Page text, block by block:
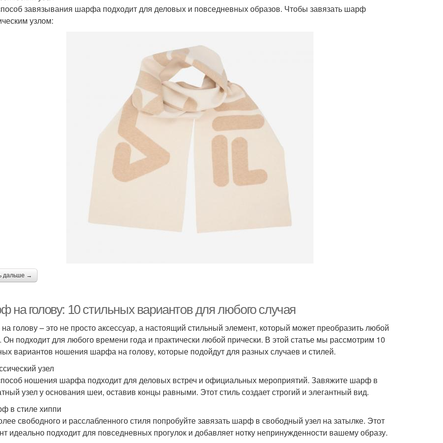
завязывания шарфа подходит для деловых и повседневных образов. Чтобы завязать шарф
узлом:
дальше →
на голову: 10 стильных вариантов для любого случая
голову – это не просто аксессуар, а настоящий стильный элемент, который может преобразить любой
Он подходит для любого времени года и практически любой прически. В этой статье мы рассмотрим 10
вариантов ношения шарфа на голову, которые подойдут для разных случаев и стилей.
узел
ношения шарфа подходит для деловых встреч и официальных мероприятий. Завяжите шарф в
узел у основания шеи, оставив концы равными. Этот стиль создает строгий и элегантный вид.
в стиле хиппи
свободного и расслабленного стиля попробуйте завязать шарф в свободный узел на затылке. Этот
идеально подходит для повседневных прогулок и добавляет нотку непринужденности вашему образу.